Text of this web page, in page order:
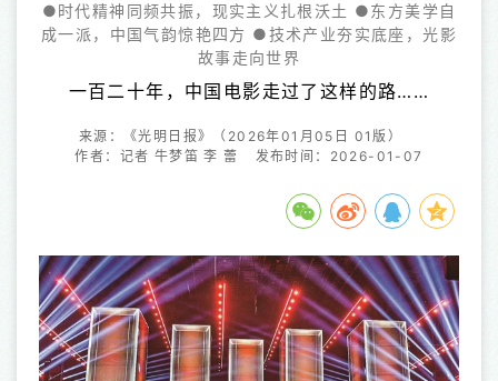
●时代精神同频共振，现实主义扎根沃土 ●东方美学自
成一派，中国气韵惊艳四方 ●技术产业夯实底座，光影
故事走向世界
一百二十年，中国电影走过了这样的路……
来源：《光明日报》（2026年01月05日 01版）
作者：记者 牛梦笛 李 蕾
发布时间：2026-01-07